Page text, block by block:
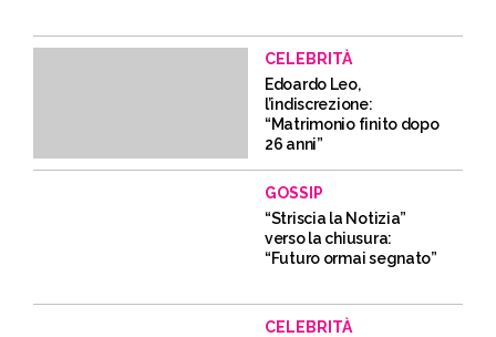
CELEBRITÀ
Edoardo Leo,
l’indiscrezione:
“Matrimonio finito dopo
26 anni”
GOSSIP
“Striscia la Notizia”
verso la chiusura:
“Futuro ormai segnato”
CELEBRITÀ